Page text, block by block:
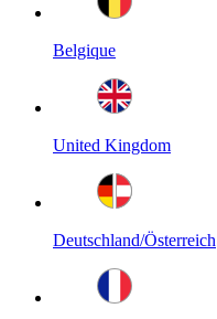
Belgique
United Kingdom
Deutschland/Österreich